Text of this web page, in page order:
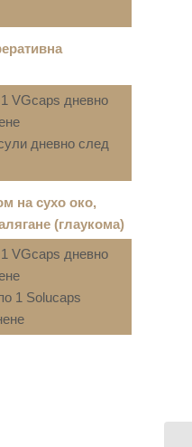
VGcaps дневно
дневно след
на сухо око,
(глаукома)
VGcaps дневно
1 Solucaps